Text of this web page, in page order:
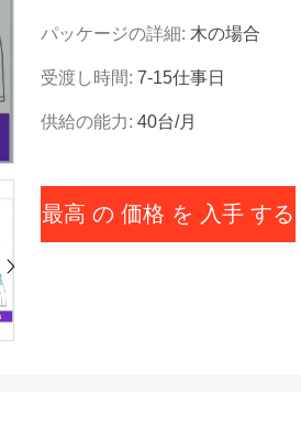
パッケージの詳細: 木の場合
受渡し時間: 7-15仕事日
供給の能力: 40台/月
最高 の 価格 を 入手 する